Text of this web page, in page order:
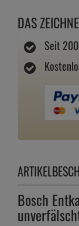
DAS
Seit
Bosch